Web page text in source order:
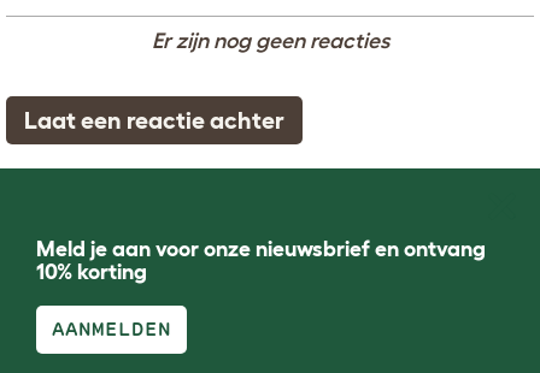
Er zijn nog geen reacties
Laat een reactie achter
Meld je aan voor onze nieuwsbrief en ontvang
10% korting
AANMELDEN